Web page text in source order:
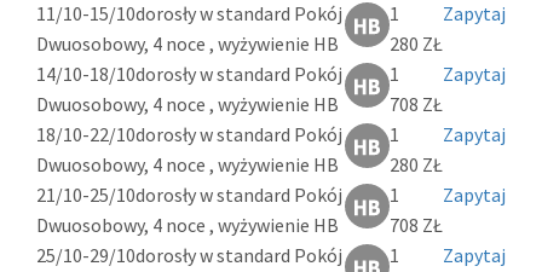
11/10-15/10dorosły w standard Pokój
Dwuosobowy, 4 noce , wyżywienie HB
1
280 ZŁ
Zapytaj
14/10-18/10dorosły w standard Pokój
Dwuosobowy, 4 noce , wyżywienie HB
1
708 ZŁ
Zapytaj
18/10-22/10dorosły w standard Pokój
Dwuosobowy, 4 noce , wyżywienie HB
1
280 ZŁ
Zapytaj
21/10-25/10dorosły w standard Pokój
Dwuosobowy, 4 noce , wyżywienie HB
1
708 ZŁ
Zapytaj
25/10-29/10dorosły w standard Pokój
1
Zapytaj